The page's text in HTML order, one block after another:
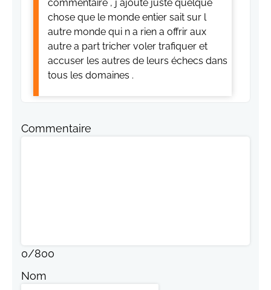
commentaire , j ajoute juste quelque
chose que le monde entier sait sur l
autre monde qui n a rien a offrir aux
autre a part tricher voler trafiquer et
accuser les autres de leurs échecs dans
tous les domaines .
Commentaire
0/800
Nom